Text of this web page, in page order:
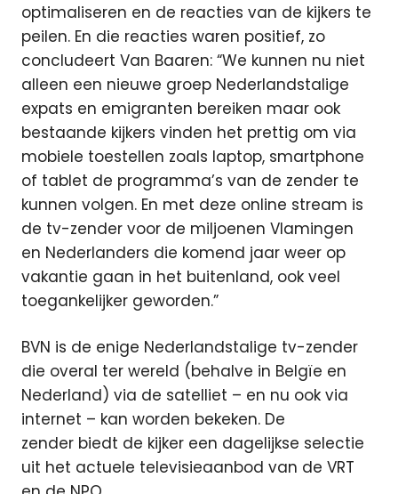
optimaliseren en de reacties van de kijkers te
peilen. En die reacties waren positief, zo
concludeert Van Baaren: “We kunnen nu niet
alleen een nieuwe groep Nederlandstalige
expats en emigranten bereiken maar ook
bestaande kijkers vinden het prettig om via
mobiele toestellen zoals laptop, smartphone
of tablet de programma’s van de zender te
kunnen volgen. En met deze online stream is
de tv-zender voor de miljoenen Vlamingen
en Nederlanders die komend jaar weer op
vakantie gaan in het buitenland, ook veel
toegankelijker geworden.”
BVN is de enige Nederlandstalige tv-zender
die overal ter wereld (behalve in Belgïe en
Nederland) via de satelliet – en nu ook via
internet – kan worden bekeken. De
zender biedt de kijker een dagelijkse selectie
uit het actuele televisieaanbod van de VRT